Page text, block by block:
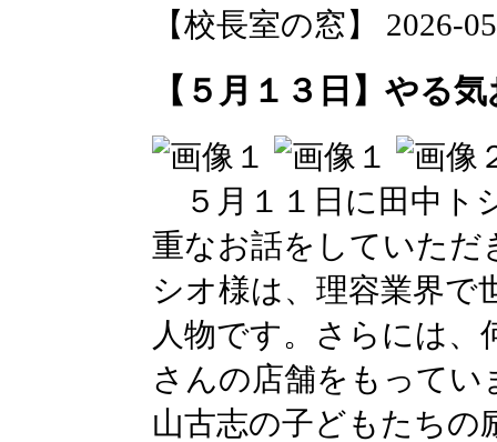
【校長室の窓】 2026-
【５月１３日】やる
５月１１日に田中ト
重なお話をしていただ
シオ様は、理容業界で
人物です。さらには
さんの店舗をもって
山古志の子どもたちの